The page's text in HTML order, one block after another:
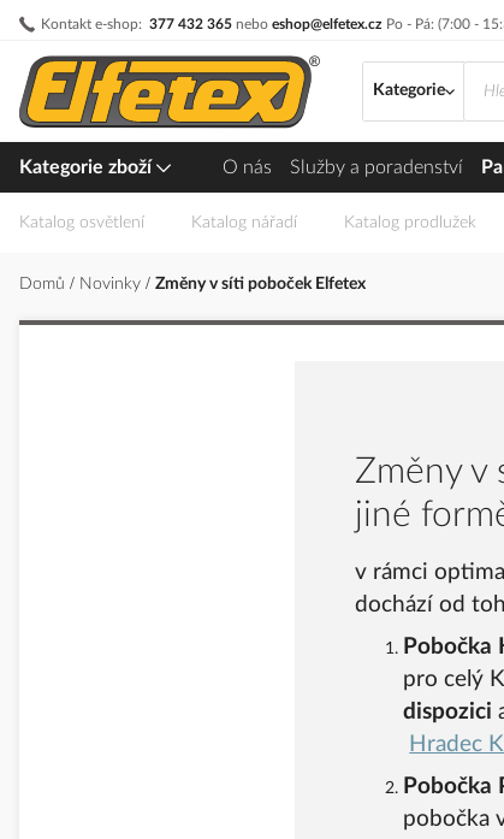
Kontakt e-shop: 377 432 365 nebo eshop@elfetex.cz Po - Pá: (7:00 -
Přejít
obsah
Kategorie
Kategorie zboží O nás Služby a poradenství
Katalog osvětlení Katalog nářadí Katalog prodlužek
Domů Novinky Změny v síti poboček Elfetex
Změny v
jiné
v rámci
dochází od
Pobočka
pro celý
dispozici
Hradec
Pobočka
pobočka